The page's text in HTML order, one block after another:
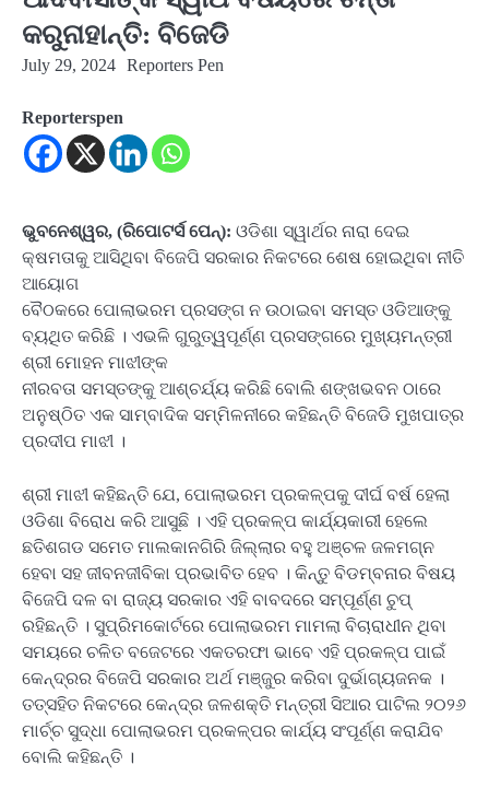
କରୁନାହାନ୍ତି: ବିଜେଡି
July 29, 2024 Reporters Pen
Reporterspen
ଭୁବନେଶ୍ୱର, (ରିପୋଟର୍ସ ପେନ୍‌): ଓଡିଶା ସ୍ୱାର୍ଥର ନାରା ଦେଇ
କ୍ଷମତାକୁ ଆସିଥିବା ବିଜେପି ସରକାର ନିକଟରେ ଶେଷ ହୋଇଥିବା ନୀତି
ଆୟୋଗ
ବୈଠକରେ ପୋଲାଭରମ ପ୍ରସଙ୍ଗ ନ ଉଠାଇବା ସମସ୍ତ ଓଡିଆଙ୍କୁ
ବ୍ୟଥିତ କରିଛି । ଏଭଳି ଗୁରୁତ୍ୱପୂର୍ଣ୍ଣ ପ୍ରସଙ୍ଗରେ ମୁଖ୍ୟମନ୍ତ୍ରୀ
ଶ୍ରୀ ମୋହନ ମାଝୀଙ୍କ
ନୀରବତା ସମସ୍ତଙ୍କୁ ଆଶ୍ଚର୍ଯ୍ୟ କରିଛି ବୋଲି ଶଙ୍ଖଭବନ ଠାରେ
ଅନୁଷ୍ଠିତ ଏକ ସାମ୍ବାଦିକ ସମ୍ମିଳନୀରେ କହିଛନ୍ତି ବିଜେଡି ମୁଖପାତ୍ର
ପ୍ରଦୀପ ମାଝୀ ।
ଶ୍ରୀ ମାଝୀ କହିଛନ୍ତି ଯେ, ପୋଲାଭରମ ପ୍ରକଳ୍ପକୁ ଦୀର୍ଘ ବର୍ଷ ହେଲା
ଓଡିଶା ବିରୋଧ କରି ଆସୁଛି । ଏହି ପ୍ରକଳ୍ପ କାର୍ଯ୍ୟକାରୀ ହେଲେ
ଛତିଶଗଡ ସମେତ ମାଲକାନଗିରି ଜିଲ୍ଲାର ବହୁ ଅଞ୍ଚଳ ଜଳମଗ୍ନ
ହେବା ସହ ଜୀବନଜୀବିକା ପ୍ରଭାବିତ ହେବ । କିନ୍ତୁ ବିଡମ୍ବନାର ବିଷୟ
ବିଜେପି ଦଳ ବା ରାଜ୍ୟ ସରକାର ଏହି ବାବଦରେ ସମ୍ପୂର୍ଣ୍ଣ ଚୁପ୍
ରହିଛନ୍ତି । ସୁପ୍ରିମକୋର୍ଟରେ ପୋଲାଭରମ ମାମଲା ବିଚାରାଧୀନ ଥିବା
ସମୟରେ ଚଳିତ ବଜେଟରେ ଏକତରଫା ଭାବେ ଏହି ପ୍ରକଳ୍ପ ପାଇଁ
କେନ୍ଦ୍ରର ବିଜେପି ସରକାର ଅର୍ଥ ମଞ୍ଜୁର କରିବା ଦୁର୍ଭାଗ୍ୟଜନକ ।
ତତ୍‌ସହିତ ନିକଟରେ କେନ୍ଦ୍ର ଜଳଶକ୍ତି ମନ୍ତ୍ରୀ ସିଆର ପାଟିଲ ୨୦୨୬
ମାର୍ଚ୍ଚ ସୁଦ୍ଧା ପୋଲାଭରମ ପ୍ରକଳ୍ପର କାର୍ଯ୍ୟ ସଂପୂର୍ଣ୍ଣ କରାଯିବ
ବୋଲି କହିଛନ୍ତି ।